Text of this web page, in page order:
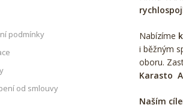
podmínky
od smlouvy
Nabízíme
i běžným
oboru.
Karasto
Naším